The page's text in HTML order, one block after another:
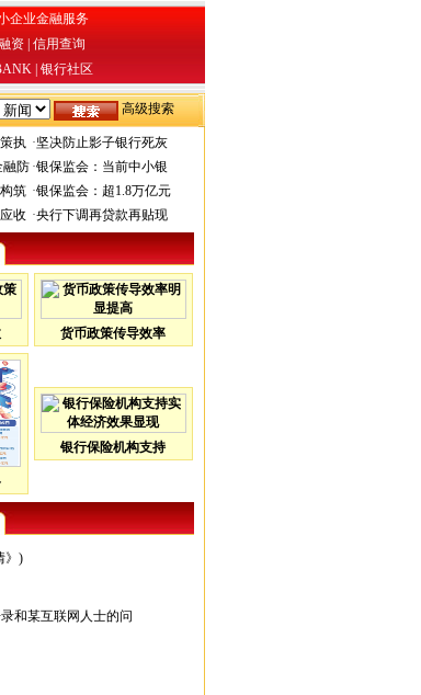
企业金融服务
资 信用查询
银行社区
高级搜索
执 ·坚决防止影子银行死灰
融防 ·银保监会：当前中小银
筑 ·银保监会：超1.8万亿元
收 ·央行下调再贷款再贴现
货币政策传导效率
银行保险机构支持
》)
和某互联网人士的问